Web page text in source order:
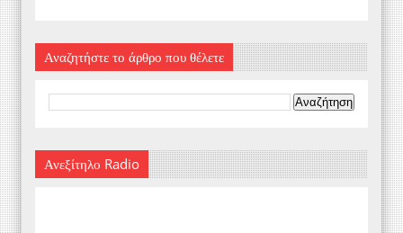
Αναζητήστε το άρθρο που θέλετε
Ανεξίτηλο Radio